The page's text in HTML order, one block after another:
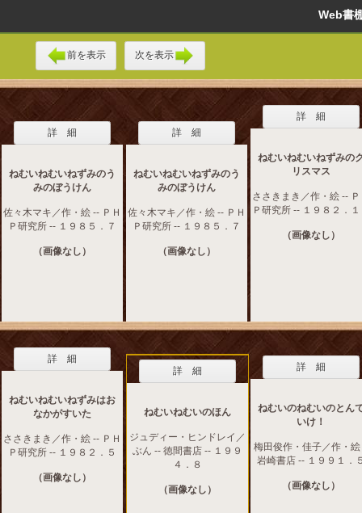
Web
前を表示 次を表示
詳 細
ねむいねむいねずみのう
みのぼうけん
佐々木マキ／作・絵 -- ＰＨ
Ｐ研究所 -- １９８５．７
（画像なし）
詳 細
ねむいねむいねずみのう
みのぼうけん
佐々木マキ／作・絵 -- ＰＨ
Ｐ研究所 -- １９８５．７
（画像なし）
詳 細
ねむいねむいねずみの
リスマス
ささきまき／作・絵 --
Ｐ研究所 -- １９８２．
（画像なし）
詳 細
ねむいねむいねずみはお
なかがすいた
ささきまき／作・絵 -- ＰＨ
Ｐ研究所 -- １９８２．５
（画像なし）
詳 細
ねむいねむいのほん
ジュディー・ヒンドレイ／
ぶん -- 徳間書店 -- １９９
４．８
（画像なし）
詳 細
ねむいのねむいのとん
いけ！
梅田俊作・佳子／作・絵
岩崎書店 -- １９９１．
（画像なし）